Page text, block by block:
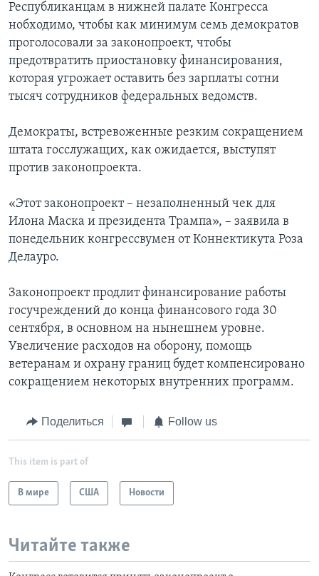
Республиканцам в нижней палате Конгресса
нобходимо, чтобы как минимум семь демократов
проголосовали за законопроект, чтобы
предотвратить приостановку финансирования,
которая угрожает оставить без зарплаты сотни
тысяч сотрудников федеральных ведомств.
Демократы, встревоженные резким сокращением
штата госслужащих, как ожидается, выступят
против законопроекта.
«Этот законопроект – незаполненный чек для
Илона Маска и президента Трампа», – заявила в
понедельник конгрессвумен от Коннектикута Роза
Делауро.
Законопроект продлит финансирование работы
госучреждений до конца финансового года 30
сентября, в основном на нынешнем уровне.
Увеличение расходов на оборону, помощь
ветеранам и охрану границ будет компенсировано
сокращением некоторых внутренних программ.
Поделиться Follow us
This item is part of
В мире США Новости
Читайте также